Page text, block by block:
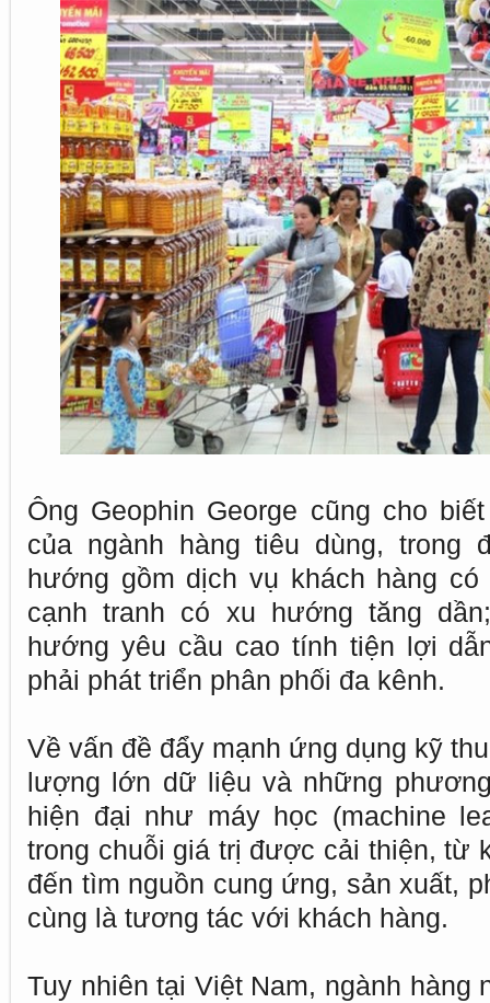
Ông Geophin George cũng cho
của ngành hàng tiêu dùng,
hướng gồm dịch vụ khách hàng
cạnh tranh có xu hướng tăng
hướng yêu cầu cao tính tiện lợi
phải phát triển phân phối đa kênh.
Về vấn đề đẩy mạnh ứng dụng kỹ
lượng lớn dữ liệu và những
hiện đại như máy học (machine
trong chuỗi giá trị được cải thiện, từ
đến tìm nguồn cung ứng, sản xuất,
cùng là tương tác với khách hàng.
Tuy nhiên tại Việt Nam, ngành hàng